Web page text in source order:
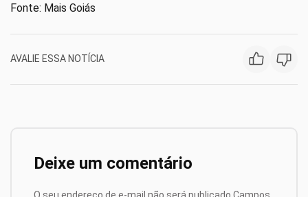
Fonte: Mais Goiás
AVALIE ESSA NOTÍCIA
Deixe um comentário
O seu endereço de e-mail não será publicado. Campos